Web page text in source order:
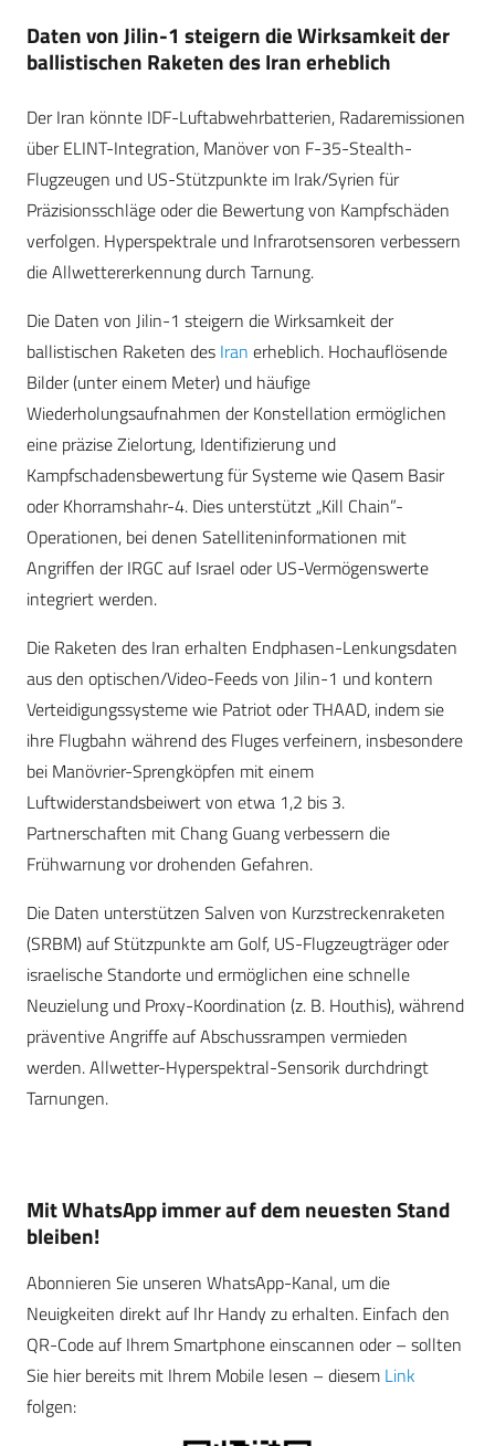
Daten von Jilin-1 steigern die Wirksamkeit der
ballistischen Raketen des Iran erheblich
Der Iran könnte IDF-Luftabwehrbatterien, Radaremissionen
über ELINT-Integration, Manöver von F-35-Stealth-
Flugzeugen und US-Stützpunkte im Irak/Syrien für
Präzisionsschläge oder die Bewertung von Kampfschäden
verfolgen. Hyperspektrale und Infrarotsensoren verbessern
die Allwettererkennung durch Tarnung.
Die Daten von Jilin-1 steigern die Wirksamkeit der
ballistischen Raketen des Iran erheblich. Hochauflösende
Bilder (unter einem Meter) und häufige
Wiederholungsaufnahmen der Konstellation ermöglichen
eine präzise Zielortung, Identifizierung und
Kampfschadensbewertung für Systeme wie Qasem Basir
oder Khorramshahr-4. Dies unterstützt „Kill Chain”-
Operationen, bei denen Satelliteninformationen mit
Angriffen der IRGC auf Israel oder US-Vermögenswerte
integriert werden.
Die Raketen des Iran erhalten Endphasen-Lenkungsdaten
aus den optischen/Video-Feeds von Jilin-1 und kontern
Verteidigungssysteme wie Patriot oder THAAD, indem sie
ihre Flugbahn während des Fluges verfeinern, insbesondere
bei Manövrier-Sprengköpfen mit einem
Luftwiderstandsbeiwert von etwa 1,2 bis 3.
Partnerschaften mit Chang Guang verbessern die
Frühwarnung vor drohenden Gefahren.
Die Daten unterstützen Salven von Kurzstreckenraketen
(SRBM) auf Stützpunkte am Golf, US-Flugzeugträger oder
israelische Standorte und ermöglichen eine schnelle
Neuzielung und Proxy-Koordination (z. B. Houthis), während
präventive Angriffe auf Abschussrampen vermieden
werden. Allwetter-Hyperspektral-Sensorik durchdringt
Tarnungen.
Mit WhatsApp immer auf dem neuesten Stand
bleiben!
Abonnieren Sie unseren WhatsApp-Kanal, um die
Neuigkeiten direkt auf Ihr Handy zu erhalten. Einfach den
QR-Code auf Ihrem Smartphone einscannen oder – sollten
Sie hier bereits mit Ihrem Mobile lesen – diesem Link
folgen: